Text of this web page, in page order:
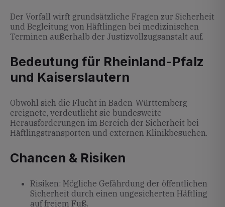
Der Vorfall wirft grundsätzliche Fragen zur Sicherheit
und Begleitung von Häftlingen bei medizinischen
Terminen außerhalb der Justizvollzugsanstalt auf.
Bedeutung für Rheinland-Pfalz
und Kaiserslautern
Obwohl sich die Flucht in Baden-Württemberg
ereignete, verdeutlicht sie bundesweite
Herausforderungen im Bereich der Sicherheit bei
Häftlingstransporten und externen Klinikbesuchen.
Chancen & Risiken
Risiken: Mögliche Gefährdung der öffentlichen
Sicherheit durch einen ungesicherten Häftling
auf freiem Fuß.